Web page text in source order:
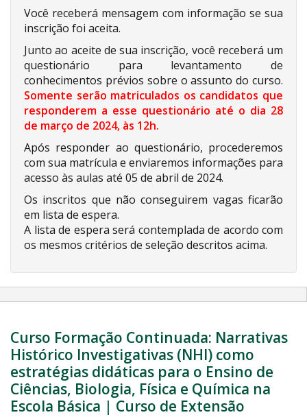
Você receberá mensagem com informação se sua
inscrição foi aceita.
Junto ao aceite de sua inscrição, você receberá um
questionário para levantamento de
conhecimentos prévios sobre o assunto do curso.
Somente serão matriculados os candidatos que
responderem a esse questionário até o dia 28
de março de 2024, às 12h.
Após responder ao questionário, procederemos
com sua matrícula e enviaremos informações para
acesso às aulas até 05 de abril de 2024.
Os inscritos que não conseguirem vagas ficarão
em lista de espera.
A lista de espera será contemplada de acordo com
os mesmos critérios de seleção descritos acima.
Curso Formação Continuada: Narrativas
Histórico Investigativas (NHI) como
estratégias didáticas para o Ensino de
Ciências, Biologia, Física e Química na
Escola Básica | Curso de Extensão